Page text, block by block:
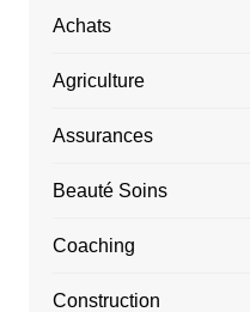
Achats
Agriculture
Assurances
Beauté Soins
Coaching
Construction